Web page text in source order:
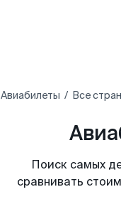
Авиабилеты Все
Поиск самых
сравнивать